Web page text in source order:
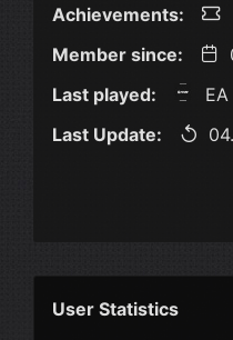
Achievements:
Member since:
Last played:
Last Update:
User Statistics